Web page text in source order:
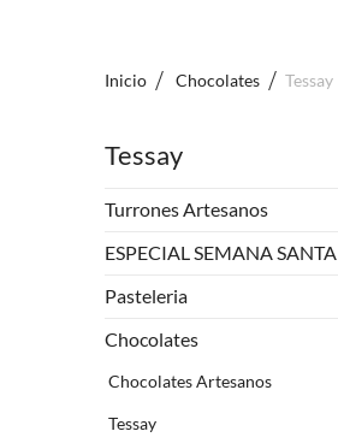
Inicio Chocolates Tessay
Tessay
Turrones Artesanos
ESPECIAL SEMANA SANTA
Pasteleria
Chocolates
Chocolates Artesanos
Tessay